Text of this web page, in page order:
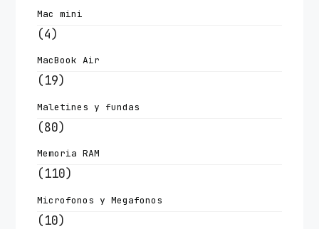
Mac mini
(4)
MacBook Air
(19)
Maletines y fundas
(80)
Memoria RAM
(110)
Microfonos y Megafonos
(10)